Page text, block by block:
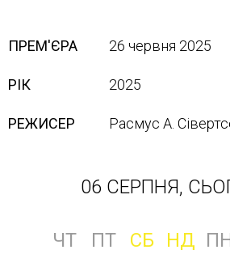
ПРЕМ'ЄРА 26 червня 2025
РІК 2025
РЕЖИСЕР Расмус А.
06 СЕРПНЯ,
ЧТ ПТ СБ НД